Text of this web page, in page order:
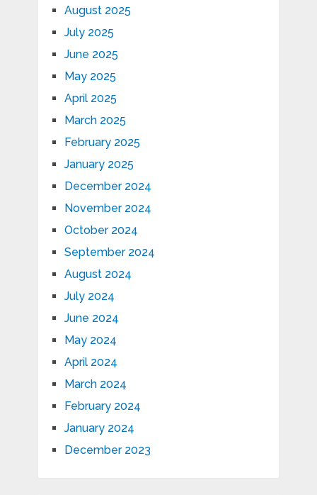
August 2025
July 2025
June 2025
May 2025
April 2025
March 2025
February 2025
January 2025
December 2024
November 2024
October 2024
September 2024
August 2024
July 2024
June 2024
May 2024
April 2024
March 2024
February 2024
January 2024
December 2023